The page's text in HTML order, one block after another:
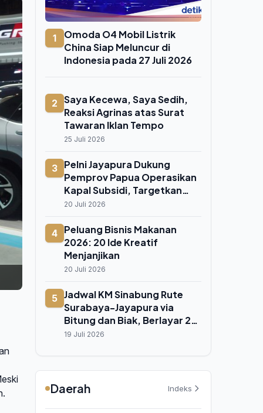
1
Omoda O4 Mobil Listrik
China Siap Meluncur di
Indonesia pada 27 Juli 2026
2
Saya Kecewa, Saya Sedih,
Reaksi Agrinas atas Surat
Tawaran Iklan Tempo
25 Juli 2026
3 Pelni Jayapura Dukung
Pemprov Papua Operasikan
Kapal Subsidi, Targetkan
Rute Pesisir yang Belum
20 Juli 2026
4 Peluang Bisnis Makanan
2026: 20 Ide Kreatif
Menjanjikan
20 Juli 2026
5 Jadwal KM Sinabung Rute
Surabaya-Jayapura via
Bitung dan Biak, Berlayar 20
Juli hingga 3 Agustus 2025
19 Juli 2026
Daerah Indeks